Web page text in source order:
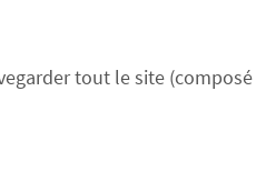
tout le site